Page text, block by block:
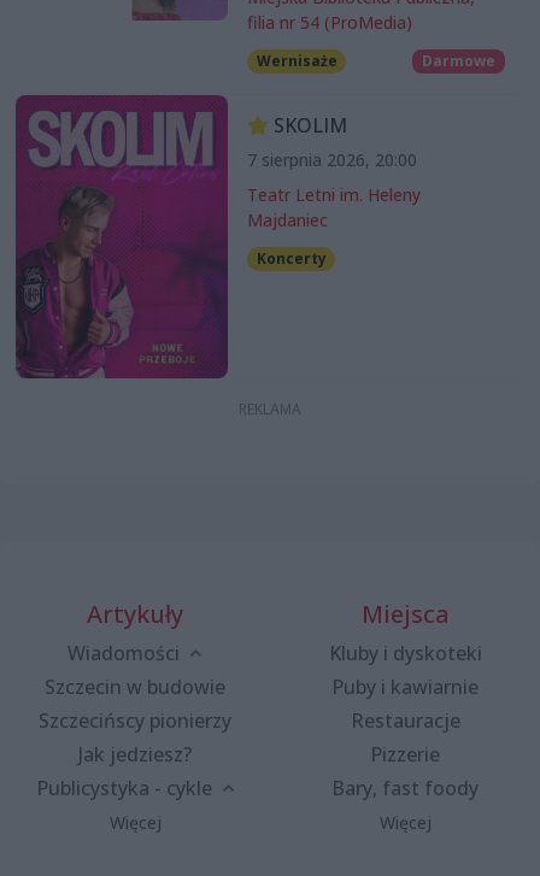
filia nr 54 (ProMedia)
Wernisaże Darmowe
SKOLIM
7 sierpnia 2026, 20:00
Teatr Letni im. Heleny
Majdaniec
Koncerty
Artykuły
Wiadomości
Szczecin w budowie
Szczecińscy pionierzy
Jak jedziesz?
Publicystyka - cykle
Więcej
Miejsca
Kluby i dyskoteki
Puby i kawiarnie
Restauracje
Pizzerie
Bary, fast foody
Więcej